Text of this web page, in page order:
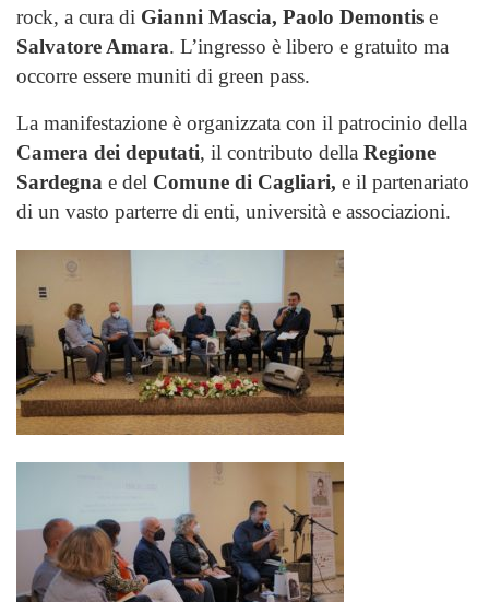
rock, a cura di Gianni Mascia, Paolo Demontis e
Salvatore Amara. L’ingresso è libero e gratuito ma
occorre essere muniti di green pass.
La manifestazione è organizzata con il patrocinio della
Camera dei deputati, il contributo della Regione
Sardegna e del Comune di Cagliari, e il partenariato
di un vasto parterre di enti, università e associazioni.